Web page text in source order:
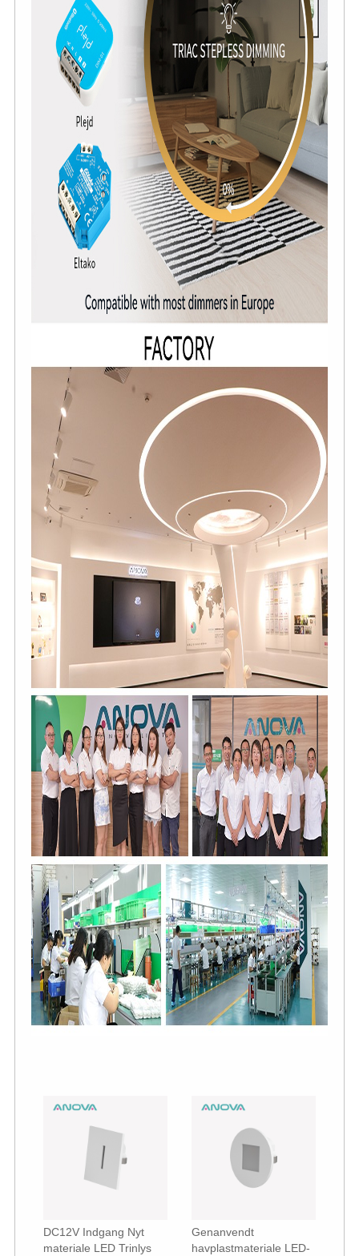
DC12V Indgang Nyt
materiale LED Trinlys
Genanvendt
havplastmateriale LED-